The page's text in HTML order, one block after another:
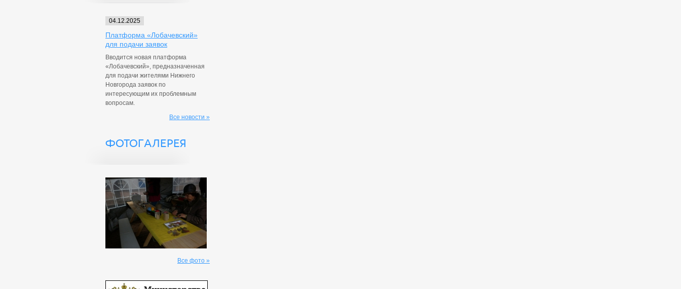
04.12.2025
Платформа «Лобачевский»
для подачи заявок
Вводится новая платформа
«Лобачевский», предназначенная
для подачи жителями Нижнего
Новгорода заявок по
интересующим их проблемным
вопросам.
Все новости »
ФОТОГАЛЕРЕЯ
Все фото »